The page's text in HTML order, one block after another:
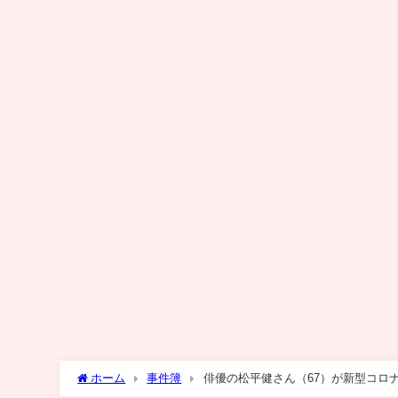
ホーム 事件簿 俳優の松平健さん（67）が新型コロ